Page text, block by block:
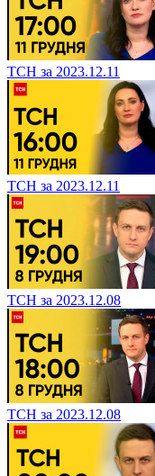
ТСН за 2023.12.11
ТСН за 2023.12.11
ТСН за 2023.12.08
ТСН за 2023.12.08